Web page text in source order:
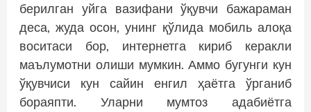
берилган уйга вазифани ўқувчи бажараман
деса, жуда осон, унинг қўлида мобиль алоқа
воситаси бор, интернетга кириб керакли
маълумотни олиши мумкин. Аммо бугунги кун
ўқувчиси кун сайин енгил ҳаётга ўрганиб
бораяпти. Уларни мумтоз адабиётга